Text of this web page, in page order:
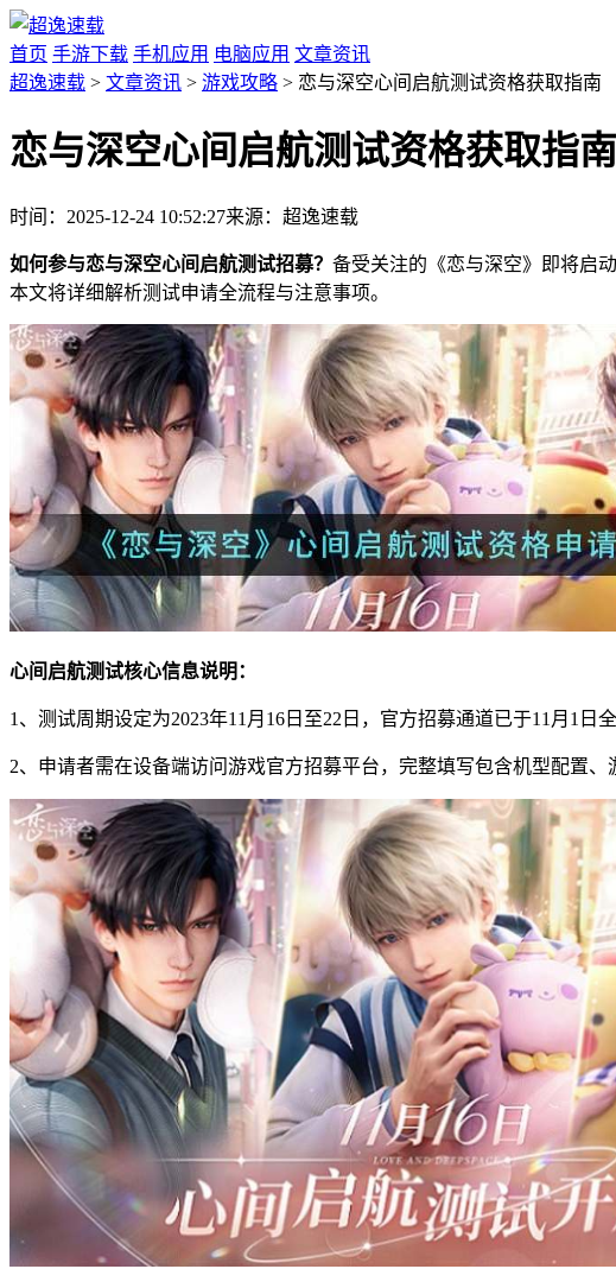
首页 手游下载 手机应用 电脑应用 文章资讯
超逸速载 > 文章资讯 > 游戏攻略 > 恋与深空心间启航测试资格获取指南
恋与深空心间启航测试资格获取指南
时间：2025-12-24 10:52:27来源：超逸速载
如何参与恋与深空心间启航测试招募？ 备受关注的《恋与深空》即将启
本文将详细解析测试申请全流程与注意事项。
心间启航测试核心信息说明：
1、测试周期设定为2023年11月16日至22日，官方招募通道已于11月1
2、申请者需在设备端访问游戏官方招募平台，完整填写包含机型配置